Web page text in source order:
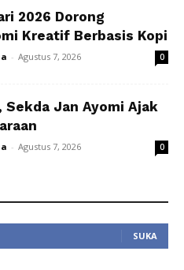
2026 Dorong
Kreatif Berbasis Kopi
- Agustus 7, 2026 0
Sekda Jan Ayomi Ajak
- Agustus 7, 2026 0
SUKA